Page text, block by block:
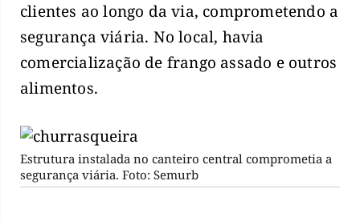
clientes ao longo da via, comprometendo a
segurança viária. No local, havia
comercialização de frango assado e outros
alimentos.
Estrutura instalada no canteiro central comprometia a
segurança viária. Foto: Semurb